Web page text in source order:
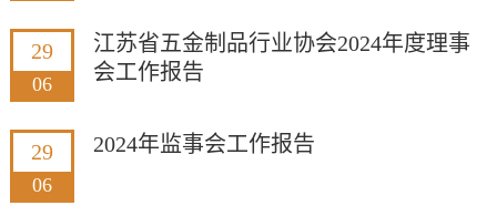
29
06
江苏省五金制品行业协会2024年度理事
会工作报告
29
06
2024年监事会工作报告